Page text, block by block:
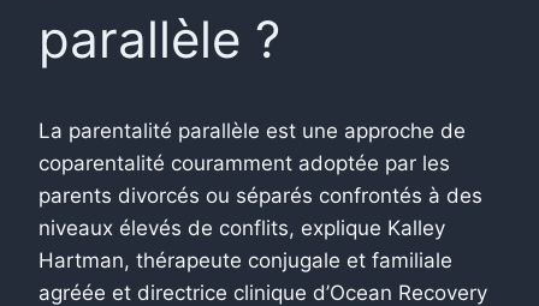
parallèle ?
La parentalité parallèle est une approche de
coparentalité couramment adoptée par les
parents divorcés ou séparés confrontés à des
niveaux élevés de conflits, explique Kalley
Hartman, thérapeute conjugale et familiale
agréée et directrice clinique d’Ocean Recovery